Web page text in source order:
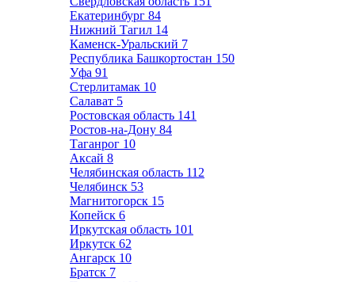
Екатеринбург 84
Нижний Тагил 14
Каменск-Уральский 7
Республика Башкортостан 150
Уфа 91
Стерлитамак 10
Салават 5
Ростовская область 141
Ростов-на-Дону 84
Таганрог 10
Аксай 8
Челябинская область 112
Челябинск 53
Магнитогорск 15
Копейск 6
Иркутская область 101
Иркутск 62
Ангарск 10
Братск 7